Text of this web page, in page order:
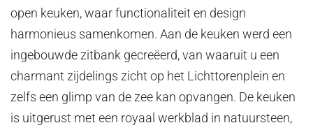
open keuken, waar functionaliteit en design
harmonieus samenkomen. Aan de keuken werd een
ingebouwde zitbank gecreëerd, van waaruit u een
charmant zijdelings zicht op het Lichttorenplein en
zelfs een glimp van de zee kan opvangen. De keuken
is uitgerust met een royaal werkblad in natuursteen,